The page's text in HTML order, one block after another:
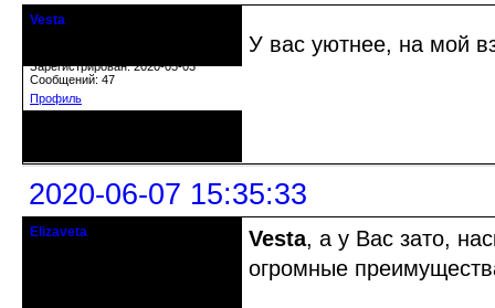
Vesta
Зарегистрирован: 2020-05-03
Сообщений: 47
Профиль
У вас уютнее, на мой
2020-06-07 15:35:33
Elizaveta Vesta, а у Вас зато,
огромные